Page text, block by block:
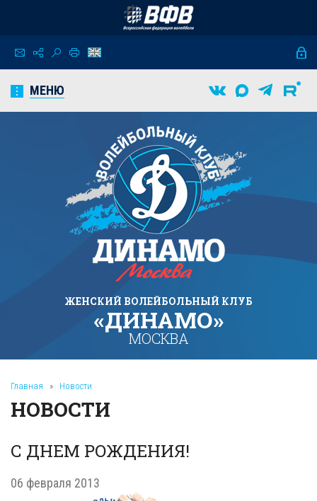
МЕНЮ
ЖЕНСКИЙ ВОЛЕЙБОЛЬНЫЙ КЛУБ
«ДИНАМО»
МОСКВА
Главная » Новости
НОВОСТИ
С ДНЕМ РОЖДЕНИЯ!
06 февраля 2013